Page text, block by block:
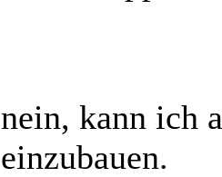
nein, kann ich
einzubauen.